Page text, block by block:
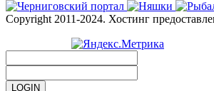
Copyright 2011-2024. Хостинг